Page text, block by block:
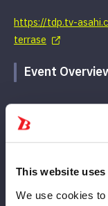
This website
We use cookies
https://tdp.tv-
terrase
Event
『
【DREAMランタ
前！スターダムスペ
◆場所TOKYO